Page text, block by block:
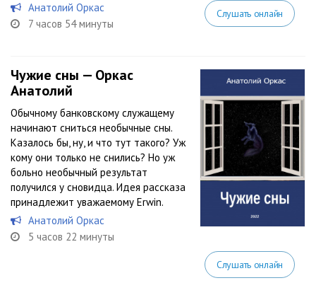
Анатолий Оркас
7 часов 54 минуты
Слушать онлайн
Чужие сны — Оркас
Анатолий
Обычному банковскому служащему
начинают сниться необычные сны.
Казалось бы, ну, и что тут такого? Уж
кому они только не снились? Но уж
больно необычный результат
получился у сновидца. Идея рассказа
принадлежит уважаемому Erwin.
Анатолий Оркас
5 часов 22 минуты
Слушать онлайн